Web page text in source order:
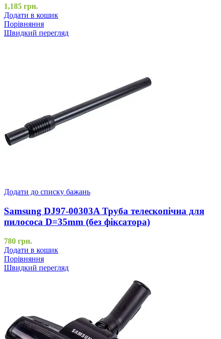
1,185 грн.
Додати в кошик
Порівняння
Швидкий перегляд
Додати до списку бажань
Samsung DJ97-00303A Труба телескопічна для
пилососа D=35mm (без фіксатора)
780 грн.
Додати в кошик
Порівняння
Швидкий перегляд